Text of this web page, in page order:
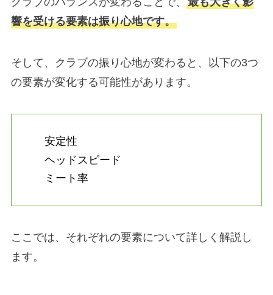
響を受ける要素は振り心地です。
そして、クラブの振り心地が変わると、以下の3つ
の要素が変化する可能性があります。
安定性
ヘッドスピード
ミート率
ここでは、それぞれの要素について詳しく解説し
ます。